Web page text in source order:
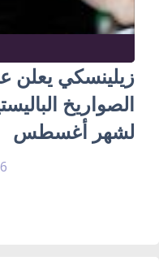
زيلينسكي
الصواريخ
لشهر أغسطس